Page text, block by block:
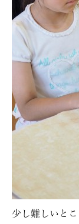
少し難しいと